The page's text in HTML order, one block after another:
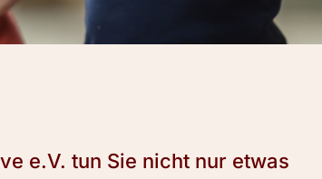
e.V. tun Sie nicht nur etwas